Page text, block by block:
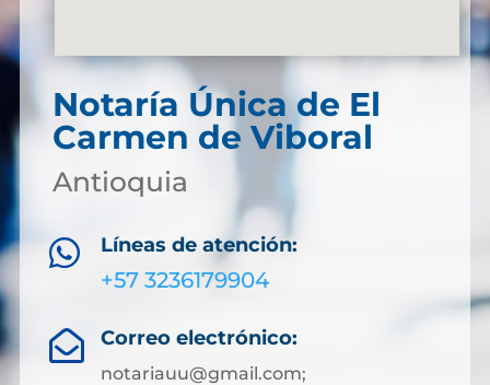
Notaría Única de El
Carmen de Viboral
Antioquia
 Líneas de atención:
+57 3236179904
 Correo electrónico:
notariauu@gmail.com;